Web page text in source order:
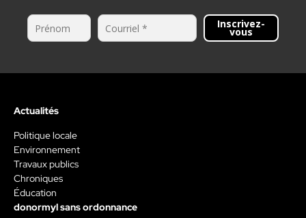
Inscrivez-
vous
Actualités
Politique locale
Environnement
Travaux publics
Chroniques
Éducation
donormyl sans ordonnance